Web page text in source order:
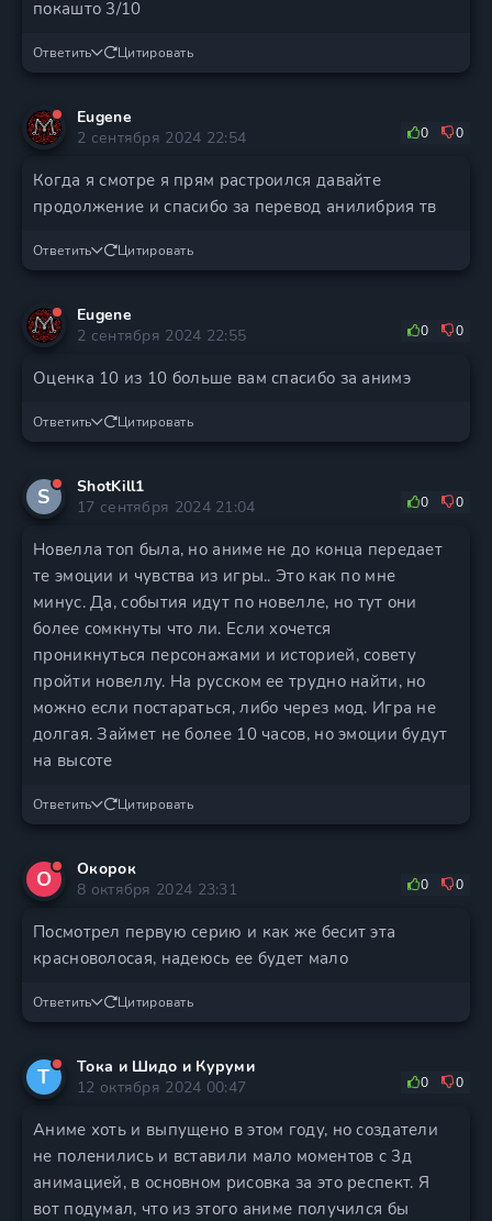
покашто 3/10
Ответить Цитировать
Eugene
2 сентября 2024 22:54
0 0
Когда я смотре я прям растроился давайте
продолжение и спасибо за перевод анилибрия тв
Ответить Цитировать
Eugene
2 сентября 2024 22:55
0 0
Оценка 10 из 10 больше вам спасибо за анимэ
Ответить Цитировать
S
ShotKill1
17 сентября 2024 21:04
0 0
Новелла топ была, но аниме не до конца передает
те эмоции и чувства из игры.. Это как по мне
минус. Да, события идут по новелле, но тут они
более сомкнуты что ли. Если хочется
проникнуться персонажами и историей, совету
пройти новеллу. На русском ее трудно найти, но
можно если постараться, либо через мод. Игра не
долгая. Займет не более 10 часов, но эмоции будут
на высоте
Ответить Цитировать
О
Окорок
8 октября 2024 23:31
0 0
Посмотрел первую серию и как же бесит эта
красноволосая, надеюсь ее будет мало
Ответить Цитировать
Т
Тока и Шидо и Куруми
12 октября 2024 00:47
0 0
Аниме хоть и выпущено в этом году, но создатели
не поленились и вставили мало моментов с 3д
анимацией, в основном рисовка за это респект. Я
вот подумал, что из этого аниме получился бы